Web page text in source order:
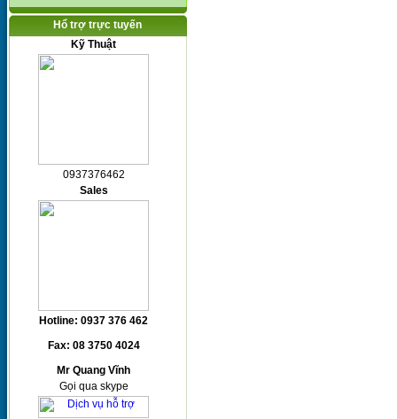
Hổ trợ trực tuyến
Kỹ Thuật
0937376462
Sales
Hotline: 0937 376 462
Fax: 08 3750 4024
Mr Quang Vĩnh
Gọi qua skype